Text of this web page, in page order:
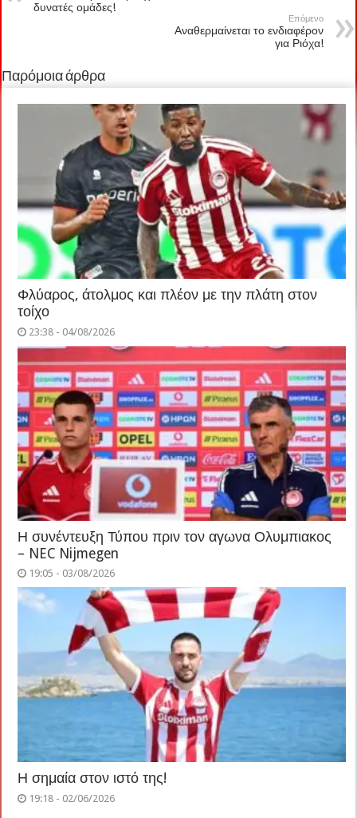
δυνατές ομάδες!
Επόμενο
Αναθερμαίνεται το ενδιαφέρον
για Ριόχα!
Παρόμοια άρθρα
Φλύαρος, άτολμος και πλέον με την πλάτη στον
τοίχο
23:38 - 04/08/2026
Η συνέντευξη Τύπου πριν τον αγωνα Ολυμπιακος
– NEC Nijmegen
19:05 - 03/08/2026
Η σημαία στον ιστό της!
19:18 - 02/06/2026